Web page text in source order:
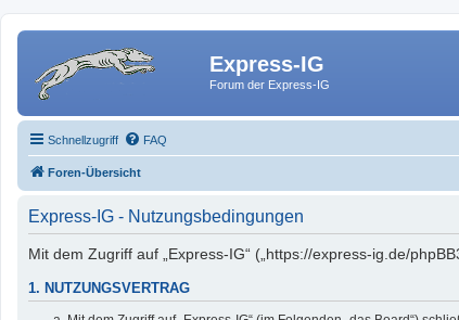
Express-IG
Forum der Express-IG
Schnellzugriff FAQ
Foren-Übersicht
Express-IG - Nutzungsbedingungen
Mit dem Zugriff auf „Express-IG“ („https://express-ig.de/
1. NUTZUNGSVERTRAG